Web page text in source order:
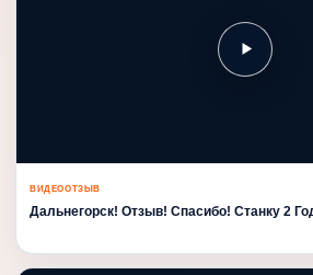
ВИДЕООТЗЫВ
Дальнегорск! Отзыв! Спасибо! Станку 2